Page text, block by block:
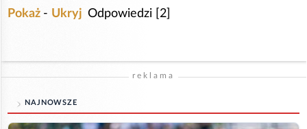
Pokaż - Ukryj Odpowiedzi [2]
reklama
NAJNOWSZE